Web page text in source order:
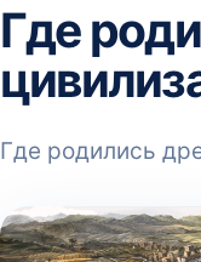
Где
Где родились